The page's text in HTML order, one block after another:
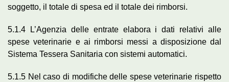
soggetto, il totale di spesa ed il totale dei rimborsi.
5.1.4 L’Agenzia delle entrate elabora i dati relativi alle
spese veterinarie e ai rimborsi messi a disposizione dal
Sistema Tessera Sanitaria con sistemi automatici.
5.1.5 Nel caso di modifiche delle spese veterinarie rispetto